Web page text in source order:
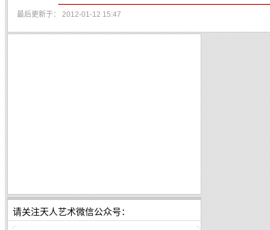
最后更新于： 2012-01-12 15:47
请关注天人艺术微信公众号：